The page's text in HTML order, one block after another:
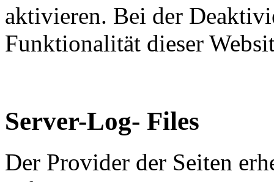
aktivieren. Bei der
Funktionalität dieser
Server-Log- Files
Der Provider der Seiten